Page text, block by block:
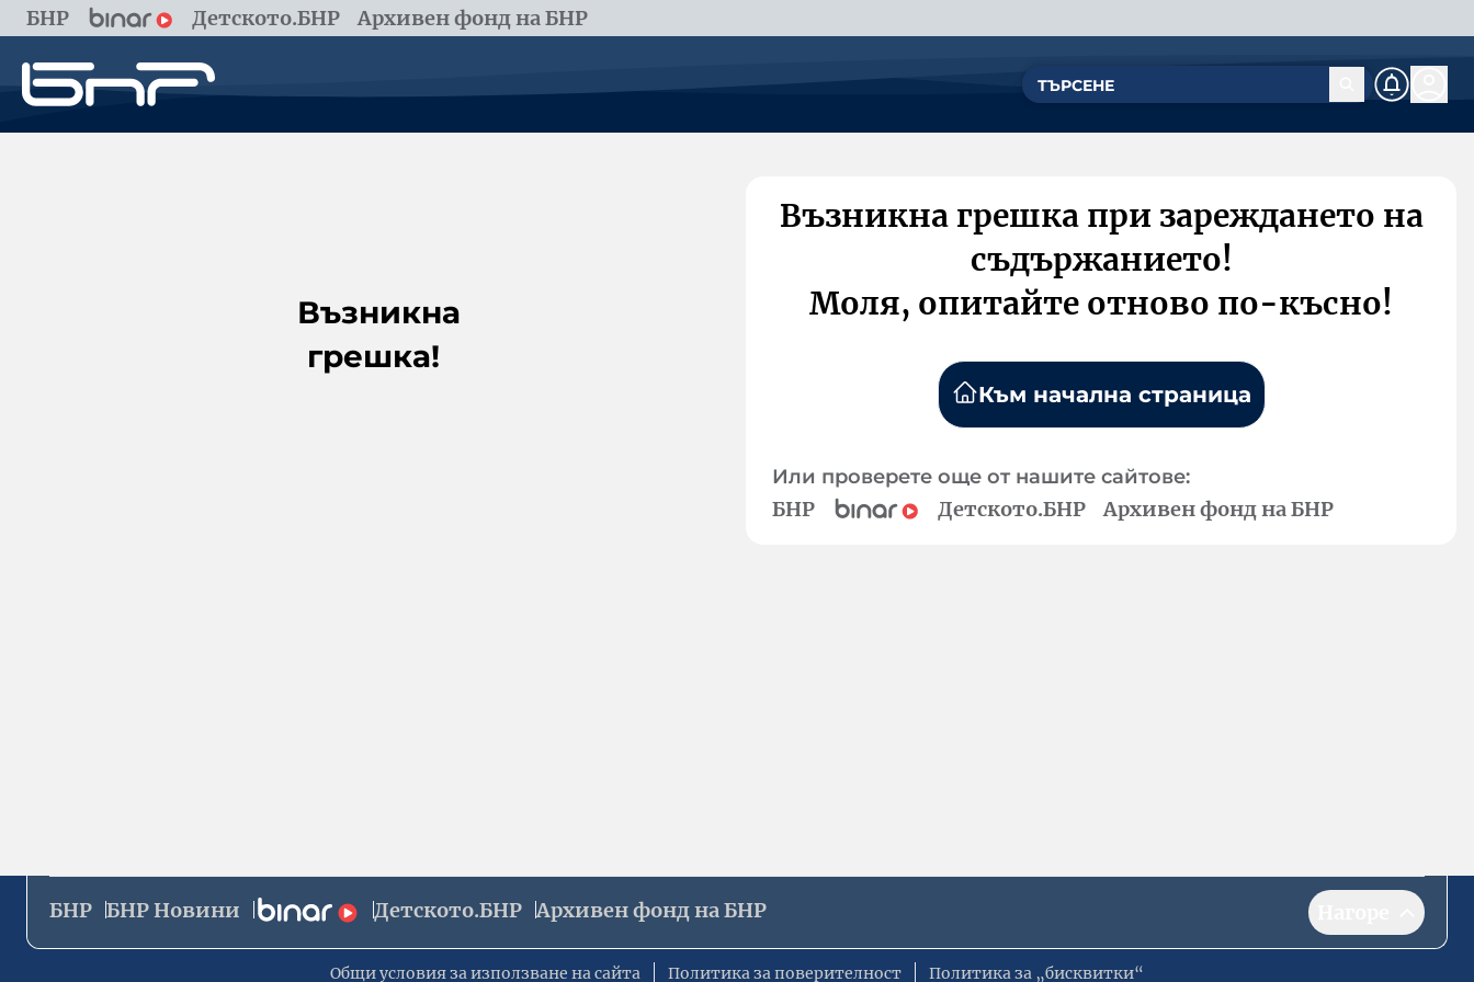
БНР Детското.БНР Архивен фонд на БНР
Възникна
грешка!
Възникна грешка при зареждането на
съдържанието!
Моля, опитайте отново по-късно!
Към начална страница
Или проверете още от нашите сайтове:
БНР Детското.БНР Архивен фонд на БНР
БНР БНР Новини Детското.БНР Архивен фонд на БНР
Общи условия за използване на сайта Политика за поверителност Политика за „бисквитки“